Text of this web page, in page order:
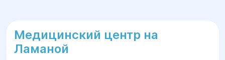
Медицинский центр на
Ламаной